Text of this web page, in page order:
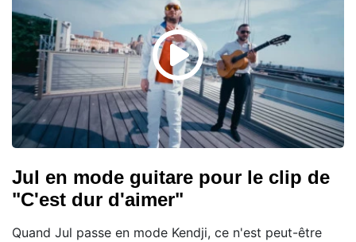
Jul en mode guitare pour le clip de
"C'est dur d'aimer"
Quand Jul passe en mode Kendji, ce n'est peut-être